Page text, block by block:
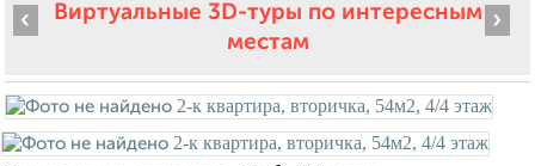
Виртуальные 3D-туры по интересным
местам
‹ ›